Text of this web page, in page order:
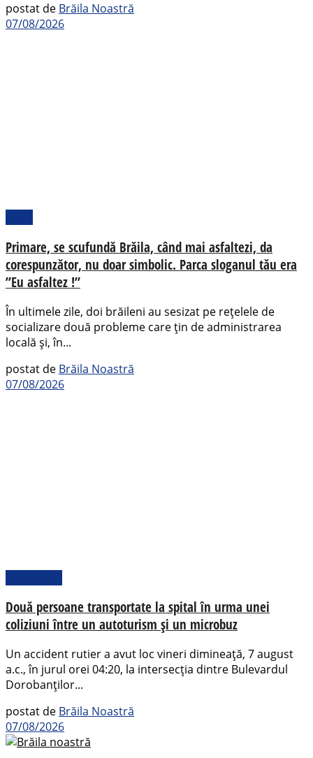
postat de Brăila Noastră
07/08/2026
Primare, se scufundă Brăila, când mai asfaltezi, da
corespunzător, nu doar simbolic. Parca sloganul tău era
”Eu asfaltez !”
În ultimele zile, doi brăileni au sesizat pe rețelele de
socializare două probleme care țin de administrarea
locală și, în...
postat de Brăila Noastră
07/08/2026
Două persoane transportate la spital în urma unei
coliziuni între un autoturism și un microbuz
Un accident rutier a avut loc vineri dimineață, 7 august
a.c., în jurul orei 04:20, la intersecția dintre Bulevardul
Dorobanților...
postat de Brăila Noastră
07/08/2026